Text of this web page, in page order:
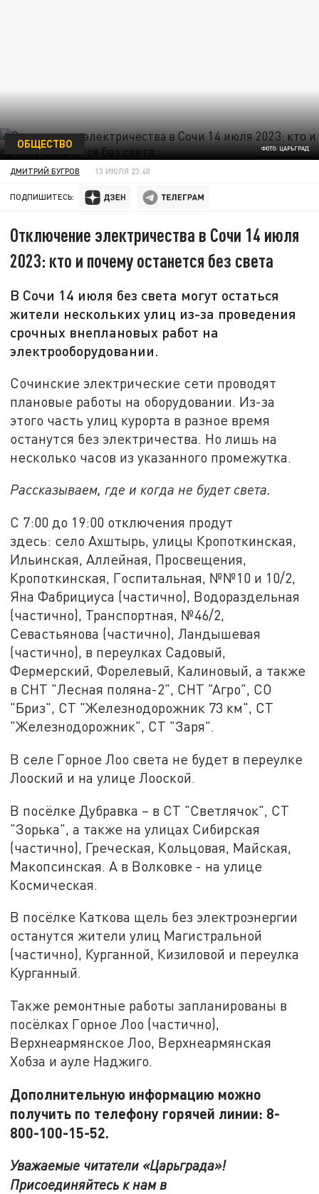
ФОТО: ЦАРЬГРАД
ОБЩЕСТВО
ДМИТРИЙ БУГРОВ 13 ИЮЛЯ 23:40
ПОДПИШИТЕСЬ:
Отключение электричества в Сочи 14 июля
2023: кто и почему останется без света
В Сочи 14 июля без света могут остаться
жители нескольких улиц из-за проведения
срочных внеплановых работ на
электрооборудовании.
Сочинские электрические сети проводят
плановые работы на оборудовании. Из-за
этого часть улиц курорта в разное время
останутся без электричества. Но лишь на
несколько часов из указанного промежутка.
Рассказываем, где и когда не будет света.
С 7:00 до 19:00 отключения продут
здесь: село Ахштырь, улицы Кропоткинская,
Ильинская, Аллейная, Просвещения,
Кропоткинская, Госпитальная, №№10 и 10/2,
Яна Фабрициуса (частично), Водораздельная
(частично), Транспортная, №46/2,
Севастьянова (частично), Ландышевая
(частично), в переулках Садовый,
Фермерский, Форелевый, Калиновый, а также
в СНТ "Лесная поляна-2", СНТ "Агро", СО
"Бриз", СТ "Железнодорожник 73 км", СТ
"Железнодорожник", СТ "Заря".
В селе Горное Лоо света не будет в переулке
Лооский и на улице Лооской.
В посёлке Дубравка – в СТ "Светлячок", СТ
"Зорька", а также на улицах Сибирская
(частично), Греческая, Кольцовая, Майская,
Макопсинская. А в Волковке - на улице
Космическая.
В посёлке Каткова щель без электроэнергии
останутся жители улиц Магистральной
(частично), Курганной, Кизиловой и переулка
Курганный.
Также ремонтные работы запланированы в
посёлках Горное Лоо (частично),
Верхнеармянское Лоо, Верхнеармянская
Хобза и ауле Наджиго.
Дополнительную информацию можно
получить по телефону горячей линии: 8-
800-100-15-52.
Уважаемые читатели «Царьграда»!
Присоединяйтесь к нам в